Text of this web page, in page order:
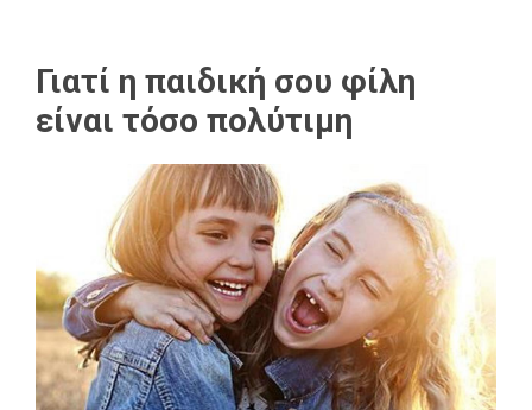
Γιατί η παιδική σου φίλη
είναι τόσο πολύτιμη